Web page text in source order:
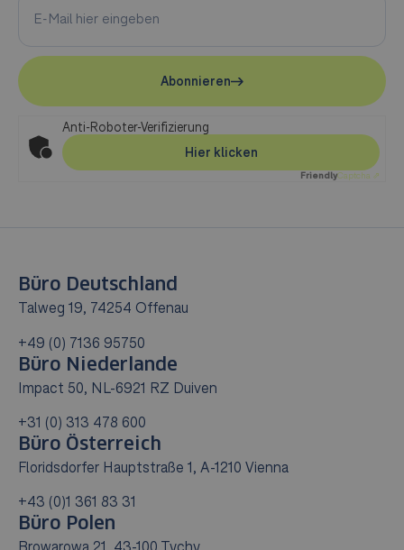
Anti-Roboter-Verifizierung
Hier klicken
FriendlyCaptcha ⇗
Abonnieren
Büro Deutschland
Talweg 19, 74254 Offenau
+49 (0) 7136 95750
Büro Niederlande
Impact 50, NL-6921 RZ Duiven
+31 (0) 313 478 600
Büro Österreich
Floridsdorfer Hauptstraße 1, A-1210 Vienna
+43 (0)1 361 83 31
Büro Polen